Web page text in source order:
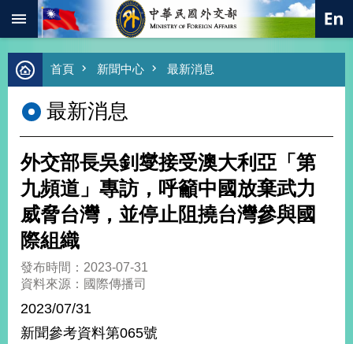
跳到主要內容區塊
進
階
尋
熱
總
合
外
交
價
值
交
首頁 新聞中心 最新消息
最新消息
外交部長吳釗燮接受澳大利亞「第
九頻道」專訪，呼籲中國放棄武力
威脅台灣，並停止阻撓台灣參與國
際組織
發布時間：2023-07-31
資料來源：國際傳播司
2023/07/31
新聞參考資料第065號